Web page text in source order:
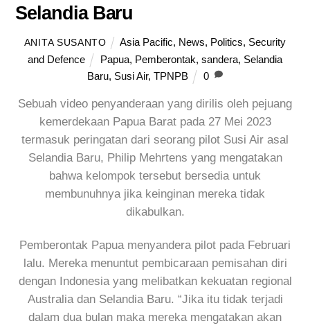
Selandia Baru
ANITA SUSANTO Asia Pacific, News, Politics, Security
and Defence
Papua, Pemberontak,sandera, Selandia
Baru, Susi Air, TPNPB 0
Sebuah video penyanderaan yang dirilis oleh pejuang
kemerdekaan Papua Barat pada 27 Mei 2023
termasuk peringatan dari seorang pilot Susi Air asal
Selandia Baru, Philip Mehrtens yang mengatakan
bahwa kelompok tersebut bersedia untuk
membunuhnya jika keinginan mereka tidak
dikabulkan.
Pemberontak Papua menyandera pilot pada Februari
lalu. Mereka menuntut pembicaraan pemisahan diri
dengan Indonesia yang melibatkan kekuatan regional
Australia dan Selandia Baru. “Jika itu tidak terjadi
dalam dua bulan maka mereka mengatakan akan